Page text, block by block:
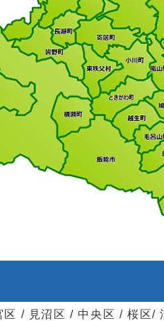
区 / 見沼区 / 中央区 / 桜区